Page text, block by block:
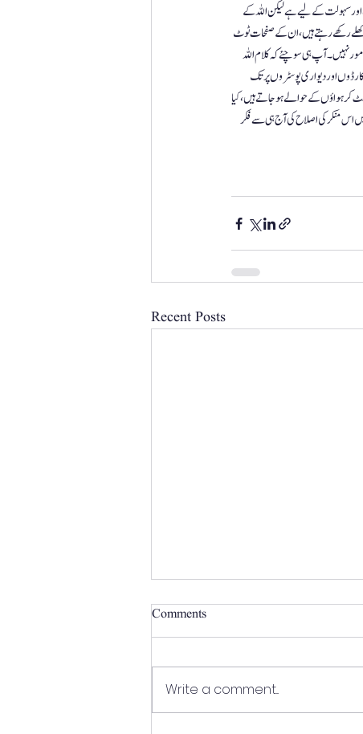
اور سہولت کے لیے ہے لیکن اللہ کے
رکھے رہتے ہیں ، ان کے صفحات ٹوٹ
نہیں ۔ آپ ہی سوچئے کہ کلام اللہ
اور دیواری پوسٹروں پر تک
کر ہواؤں کے حوالے ہو جاتے ہیں، کیا
اس منکر کی اصلاح کی آج ہی سے فکر
Recent Posts
Comments
Write a comment...